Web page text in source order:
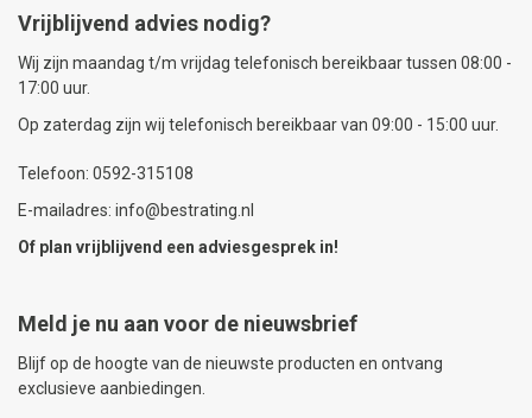
Vrijblijvend advies nodig?
Wij zijn maandag t/m vrijdag telefonisch bereikbaar tussen 08:00 -
17:00 uur.
Op zaterdag zijn wij telefonisch bereikbaar van 09:00 - 15:00 uur.
Telefoon: 0592-315108
E-mailadres: info@bestrating.nl
Of plan vrijblijvend een adviesgesprek in!
Meld je nu aan voor de nieuwsbrief
Blijf op de hoogte van de nieuwste producten en ontvang
exclusieve aanbiedingen.